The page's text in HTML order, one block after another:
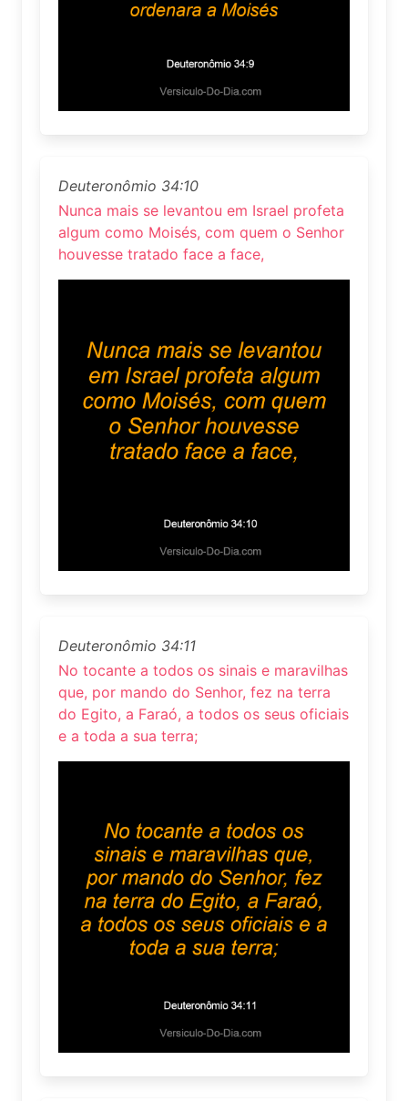
Deuteronômio 34:10
Nunca mais se levantou em Israel profeta
algum como Moisés, com quem o Senhor
houvesse tratado face a face,
Deuteronômio 34:11
No tocante a todos os sinais e maravilhas
que, por mando do Senhor, fez na terra
do Egito, a Faraó, a todos os seus oficiais
e a toda a sua terra;